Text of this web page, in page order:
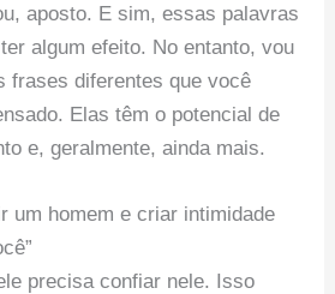
aposto. E sim, essas palavras
algum efeito. No entanto, vou
frases diferentes que você
Elas têm o potencial de
e, geralmente, ainda mais.
um homem e criar intimidade
precisa confiar nele. Isso